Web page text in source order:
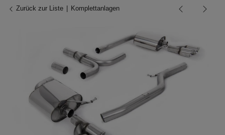
Zurück zur Liste Komplettanlagen